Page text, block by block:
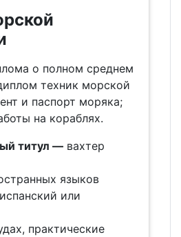
о полном среднем
техник морской
и паспорт моряка;
на кораблях.
титул — вахтер
языков
или
практические